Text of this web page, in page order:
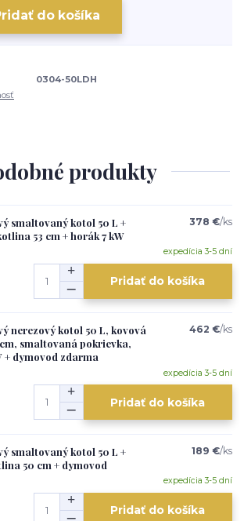
do košíka
0304-50LDH
produkty
smaltovaný kotol 50 L +
53 cm + horák 7 kW
378 €/ks
expedícia 3-5 dní
Pridať do košíka
nerezový kotol 50 L, kovová
smaltovaná pokrievka,
+ dymovod zdarma
462 €/ks
expedícia 3-5 dní
Pridať do košíka
smaltovaný kotol 50 L +
50 cm + dymovod
189 €/ks
expedícia 3-5 dní
Pridať do košíka